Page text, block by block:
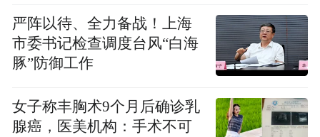
严阵以待、全力备战！上海
市委书记检查调度台风“白海
豚”防御工作
女子称丰胸术9个月后确诊乳
腺癌，医美机构：手术不可